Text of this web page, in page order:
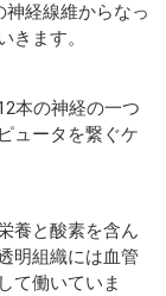
経線維からなっ
きます。
本の神経の一つ
ュータを繋ぐケ
養と酸素を含ん
明組織には血管
て働いていま